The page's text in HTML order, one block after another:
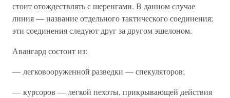
стоит отождествлять с шеренгами. В данном случае
линия — название отдельного тактического соединения;
эти соединения следуют друг за другом эшелоном.
Авангард состоит из:
— легковооруженной разведки — спекуляторов;
— курсоров — легкой пехоты, прикрывающей действия